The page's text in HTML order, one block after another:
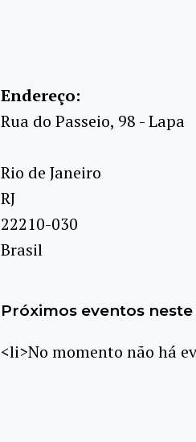
Endereço:
Rua do Passeio, 98 - Lapa
Rio de Janeiro
RJ
22210-030
Brasil
Próximos eventos
<li>No momento não há